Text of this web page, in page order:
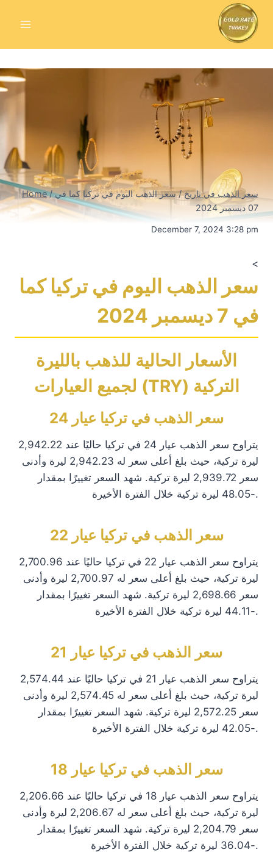
Home / سعر الذهب في تاريخ / سعر الذهب اليوم في تركيا كما في
07 ديسمبر 2024
December 7, 2024 3:28 pm
<
سعر الذهب اليوم في تركيا كما
في 7 ديسمبر 2024
الأسعار الحالية للذهب بالليرة
التركية (TRY) لجميع العيارات
سعر الذهب في تركيا عيار 24
يتراوح سعر الذهب عيار 24 في تركيا حاليًا عند 2,942.22
ليرة تركية، حيث بلغ أعلى سعر له 2,942.23 ليرة وأدنى
سعر 2,939.72 ليرة تركية. شهد السعر تغييرًا بمقدار
-48.05 ليرة تركية خلال الفترة الأخيرة.
سعر الذهب في تركيا عيار 22
يتراوح سعر الذهب عيار 22 في تركيا حاليًا عند 2,700.96
ليرة تركية، حيث بلغ أعلى سعر له 2,700.97 ليرة وأدنى
سعر 2,698.66 ليرة تركية. شهد السعر تغييرًا بمقدار
-44.11 ليرة تركية خلال الفترة الأخيرة.
سعر الذهب في تركيا عيار 21
يتراوح سعر الذهب عيار 21 في تركيا حاليًا عند 2,574.44
ليرة تركية، حيث بلغ أعلى سعر له 2,574.45 ليرة وأدنى
سعر 2,572.25 ليرة تركية. شهد السعر تغييرًا بمقدار
-42.05 ليرة تركية خلال الفترة الأخيرة.
سعر الذهب في تركيا عيار 18
يتراوح سعر الذهب عيار 18 في تركيا حاليًا عند 2,206.66
ليرة تركية، حيث بلغ أعلى سعر له 2,206.67 ليرة وأدنى
سعر 2,204.79 ليرة تركية. شهد السعر تغييرًا بمقدار
-36.04 ليرة تركية خلال الفترة الأخيرة.